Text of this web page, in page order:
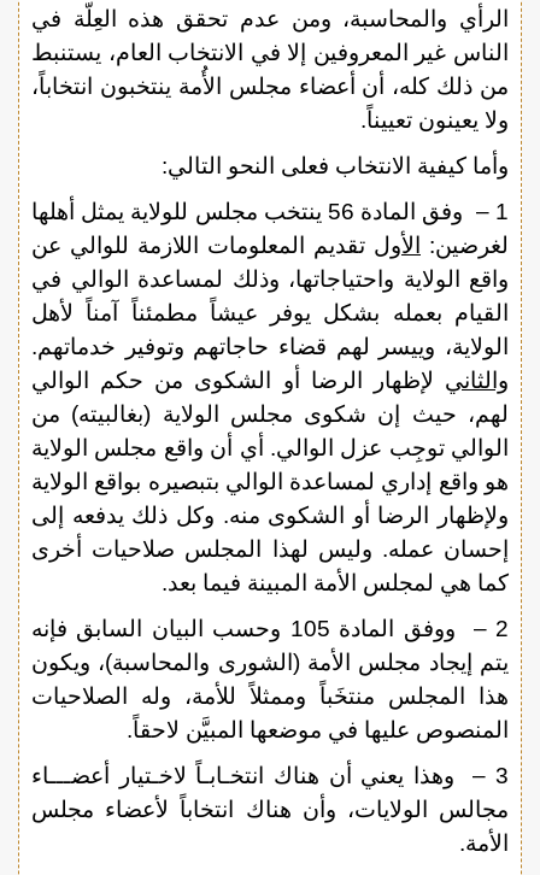
الرأي والمحاسبة، ومن عدم تحقق هذه العِلّة في
الناس غير المعروفين إلا في الانتخاب العام، يستنبط
من ذلك كله، أن أعضاء مجلس الأُمة ينتخبون انتخاباً،
ولا يعينون تعييناً.
وأما كيفية الانتخاب فعلى النحو التالي:
1 – وفق المادة 56 ينتخب مجلس للولاية يمثل أهلها
لغرضين:
الأول تقديم المعلومات اللازمة للوالي عن
واقع الولاية واحتياجاتها، وذلك لمساعدة الوالي في
القيام بعمله بشكل يوفر عيشاً مطمئناً آمناً لأهل
الولاية، وييسر لهم قضاء حاجاتهم وتوفير خدماتهم.
والثاني لإظهار الرضا أو الشكوى من حكم الوالي
لهم، حيث إن شكوى مجلس الولاية (بغالبيته) من
الوالي توجِب عزل الوالي. أي أن واقع مجلس الولاية
هو واقع إداري لمساعدة الوالي بتبصيره بواقع الولاية
ولإظهار الرضا أو الشكوى منه. وكل ذلك يدفعه إلى
إحسان عمله. وليس لهذا المجلس صلاحيات أخرى
كما هي لمجلس الأمة المبينة فيما بعد.
2 – ووفق المادة 105 وحسب البيان السابق فإنه
يتم إيجاد مجلس الأمة (الشورى والمحاسبة)، ويكون
هذا المجلس منتخَباً وممثلاً للأمة، وله الصلاحيات
المنصوص عليها في موضعها المبيَّن لاحقاً.
3 – وهذا يعني أن هناك انتخـابـاً لاخـتيار أعضـــاء
مجالس الولايات، وأن هناك انتخاباً لأعضاء مجلس
الأمة.